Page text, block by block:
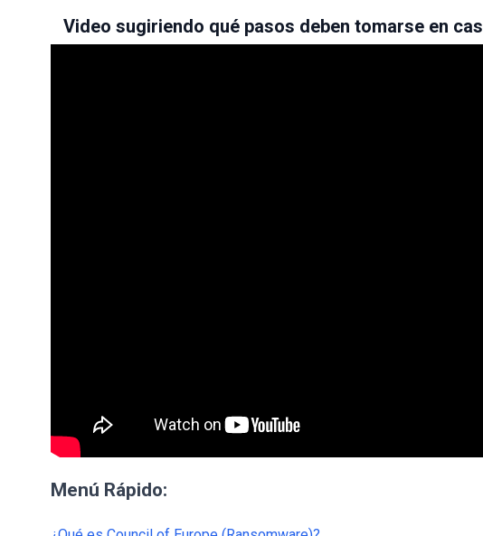
Video sugiriendo qué pasos deben tomarse en
Menú Rápido: